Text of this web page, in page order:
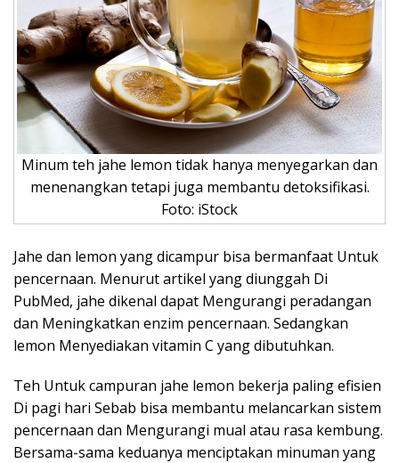
Minum teh jahe lemon tidak hanya menyegarkan dan
menenangkan tetapi juga membantu detoksifikasi.
Foto: iStock
Jahe dan lemon yang dicampur bisa bermanfaat Untuk
pencernaan. Menurut artikel yang diunggah Di
PubMed, jahe dikenal dapat Mengurangi peradangan
dan Meningkatkan enzim pencernaan. Sedangkan
lemon Menyediakan vitamin C yang dibutuhkan.
Teh Untuk campuran jahe lemon bekerja paling efisien
Di pagi hari Sebab bisa membantu melancarkan sistem
pencernaan dan Mengurangi mual atau rasa kembung.
Bersama-sama keduanya menciptakan minuman yang